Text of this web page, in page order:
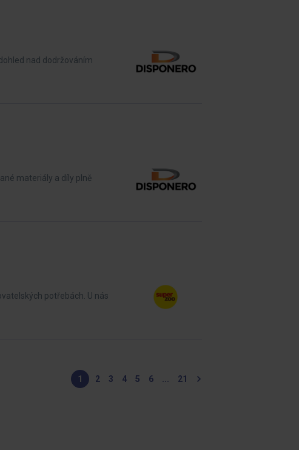
nad dodržováním
materiály a díly plně
potřebách. U nás
1 2 3 4 5 6 21